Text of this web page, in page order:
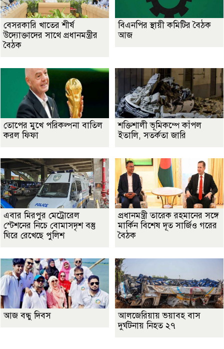
বেসরকারি খাতের শীর্ষ
উদ্যোক্তাদের সাথে প্রধানমন্ত্রীর
বৈঠক
বিএনপির স্থায়ী কমিটির বৈঠক
আজ
তোপের মুখে পরিকল্পনা বাতিল
করল ফিফা
শক্তিশালী ভূমিকম্পে কাঁপল
ইতালি, সতর্কতা জারি
এবার মিরপুর মেট্রোরেল
স্টেশনের নিচে বোমাসদৃশ বস্তু
ঘিরে রেখেছে পুলিশ
প্রধানমন্ত্রী তারেক রহমানের সঙ্গে
মার্কিন বিশেষ দূত সার্জিও গরের
বৈঠক
আজ বন্ধু দিবস
আলজেরিয়ায় ভয়াবহ বাস
দুর্ঘটনায় নিহত ২৭